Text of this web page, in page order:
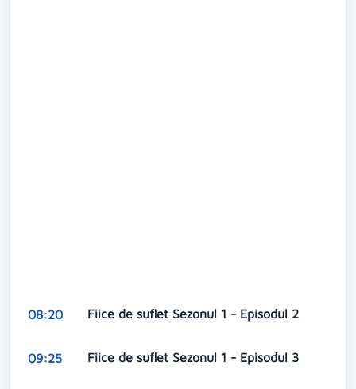
08:20 Fiice de suflet Sezonul 1 - Episodul 2
09:25 Fiice de suflet Sezonul 1 - Episodul 3